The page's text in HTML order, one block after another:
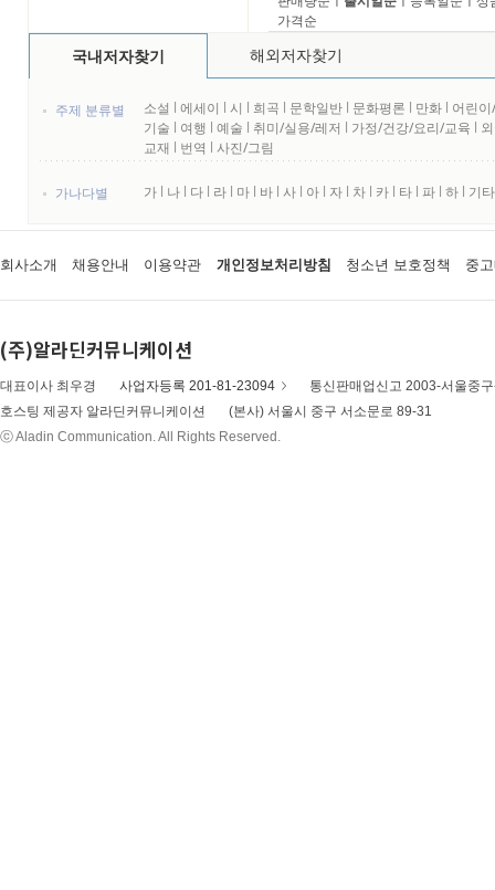
가격순
국내저자찾기 해외저자찾기
주제 분류별 소설 l 에세이 l 시 l 희곡 l 문학일반 l 문화평론 l 만화 l 어린
기술 l 여행 l 예술 l 취미/실용/레저 l 가정/건강/요리/교육 l
교재 l 번역 l 사진/그림
가나다별 가 l 나 l 다 l 라 l 마 l 바 l 사 l 아 l 자 l 차 l 카 l 타 l 파 l 하 l 기타
회사소개 채용안내 이용약관 개인정보처리방침 청소년 보호정책 중
(주)알라딘커뮤니케이션
대표이사 최우경 사업자등록 201-81-23094
통신판매업신고 2003-서울중
호스팅 제공자 알라딘커뮤니케이션
(본사) 서울시 중구 서소문로 89-31
ⓒ Aladin Communication. All Rights Reserved.